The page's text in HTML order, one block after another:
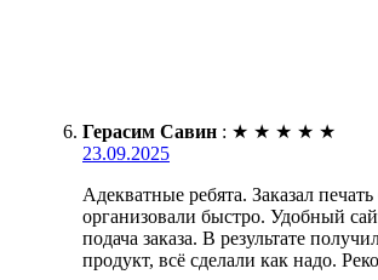
Герасим Савин : ★ ★ ★ ★ ★
23.09.2025
Адекватные ребята. Заказал
организовали быстро. Удобный
подача заказа. В результате
продукт, всё сделали как надо.